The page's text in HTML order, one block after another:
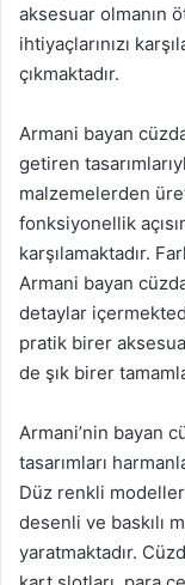
aksesuar olmanın
ihtiyaçlarınızı
çıkmaktadır.
Armani bayan
getiren
malzemelerden
fonksiyonellik
karşılamaktadır.
Armani bayan
detaylar
pratik birer
de şık birer
Armani’nin bayan
tasarımları
Düz renkli
desenli ve baskılı
yaratmaktadır.